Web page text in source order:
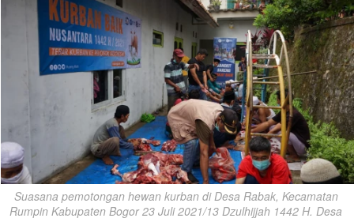
Suasana pemotongan hewan kurban di Desa Rabak, Kecamatan
Rumpin Kabupaten Bogor 23 Juli 2021/13 Dzulhijjah 1442 H. Desa